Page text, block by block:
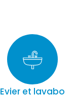
Evier et lavabo